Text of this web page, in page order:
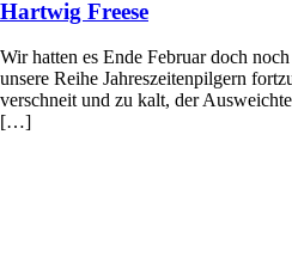
Hartwig Freese
Wir hatten es Ende Februar doch
unsere Reihe Jahreszeitenpilgern
verschneit und zu kalt, der
[…]